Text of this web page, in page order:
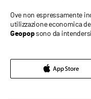
Ove non espressamente
utilizzazione economica
Geopopsono da